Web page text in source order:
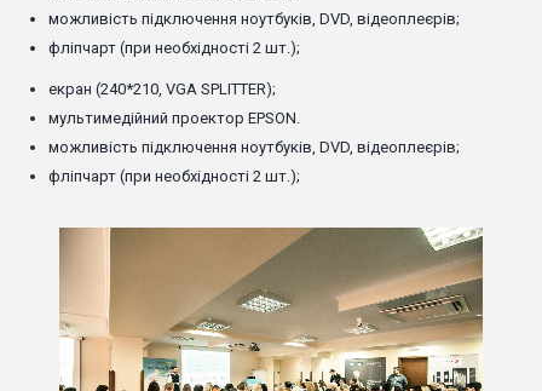
можливість підключення ноутбуків, DVD, відеоплеєрів;
фліпчарт (при необхідності 2 шт.);
екран (240*210, VGA SPLITTER);
мультимедійний проектор EPSON.
можливість підключення ноутбуків, DVD, відеоплеєрів;
фліпчарт (при необхідності 2 шт.);